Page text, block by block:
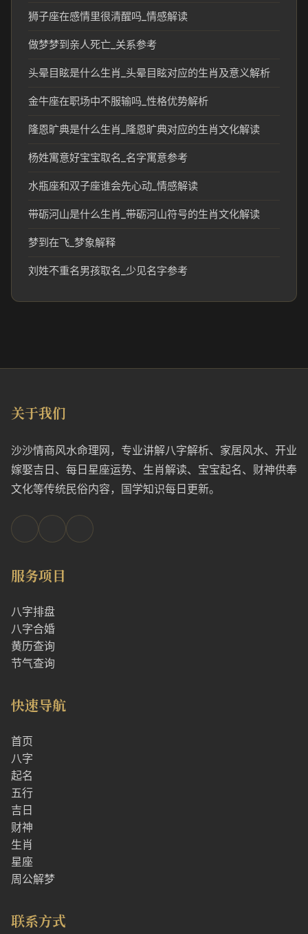
狮子座在感情里很清醒吗_情感解读
做梦梦到亲人死亡_关系参考
头晕目眩是什么生肖_头晕目眩对应的生肖及意义解析
金牛座在职场中不服输吗_性格优势解析
隆恩旷典是什么生肖_隆恩旷典对应的生肖文化解读
杨姓寓意好宝宝取名_名字寓意参考
水瓶座和双子座谁会先心动_情感解读
带砺河山是什么生肖_带砺河山符号的生肖文化解读
梦到在飞_梦象解释
刘姓不重名男孩取名_少见名字参考
关于我们
沙沙情商风水命理网，专业讲解八字解析、家居风水、开业
嫁娶吉日、每日星座运势、生肖解读、宝宝起名、财神供奉
文化等传统民俗内容，国学知识每日更新。
服务项目
八字排盘
八字合婚
黄历查询
节气查询
快速导航
首页
八字
起名
五行
吉日
财神
生肖
星座
周公解梦
联系方式